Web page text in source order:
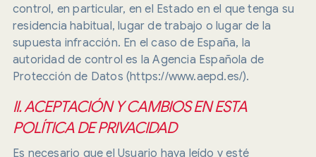
control, en particular, en el Estado en el que tenga su
residencia habitual, lugar de trabajo o lugar de la
supuesta infracción. En el caso de España, la
autoridad de control es la Agencia Española de
Protección de Datos (https://www.aepd.es/).
II. ACEPTACIÓN Y CAMBIOS EN ESTA
POLÍTICA DE PRIVACIDAD
Es necesario que el Usuario haya leído y esté